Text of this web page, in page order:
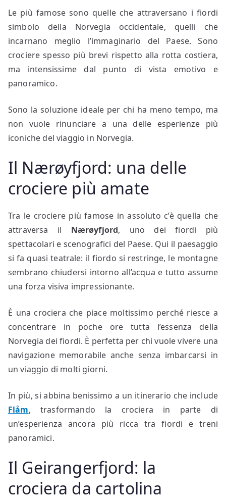
Le più famose sono quelle che attraversano i fiordi
simbolo della Norvegia occidentale, quelli che
incarnano meglio l’immaginario del Paese. Sono
crociere spesso più brevi rispetto alla rotta costiera,
ma intensissime dal punto di vista emotivo e
panoramico.
Sono la soluzione ideale per chi ha meno tempo, ma
non vuole rinunciare a una delle esperienze più
iconiche del viaggio in Norvegia.
Il Nærøyfjord: una delle
crociere più amate
Tra le crociere più famose in assoluto c’è quella che
attraversa il Nærøyfjord, uno dei fiordi più
spettacolari e scenografici del Paese. Qui il paesaggio
si fa quasi teatrale: il fiordo si restringe, le montagne
sembrano chiudersi intorno all’acqua e tutto assume
una forza visiva impressionante.
È una crociera che piace moltissimo perché riesce a
concentrare in poche ore tutta l’essenza della
Norvegia dei fiordi. È perfetta per chi vuole vivere una
navigazione memorabile anche senza imbarcarsi in
un viaggio di molti giorni.
In più, si abbina benissimo a un itinerario che include
Flåm, trasformando la crociera in parte di
un’esperienza ancora più ricca tra fiordi e treni
panoramici.
Il Geirangerfjord: la
crociera da cartolina